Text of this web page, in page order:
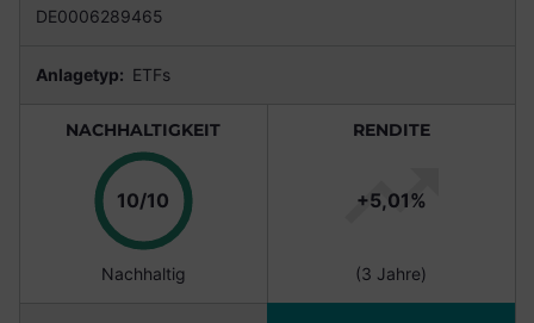
DE0006289465
Anlagetyp: ETFs
NACHHALTIGKEIT
10/10 Punkte
Nachhaltig
RENDITE
+5,01%
(3 Jahre)